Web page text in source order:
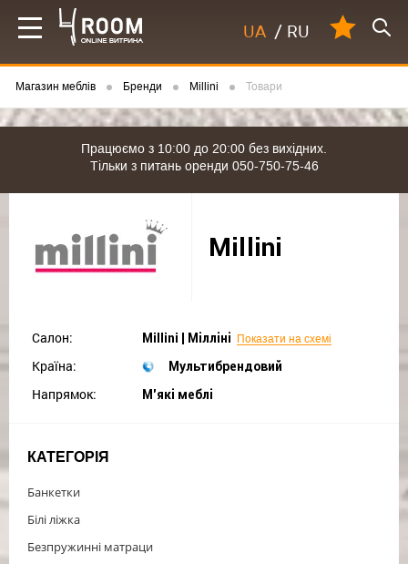
UA / RU
Магазин меблів Бренди Millini Товари
Працюємо з 10:00 до 20:00 без вихідних.
Тільки з питань оренди 050-750-75-46
Millini
Салон: Millini | Мілліні Показати на схемі
Країна: Мультибрендовий
Напрямок: М'які меблі
КАТЕГОРІЯ
Банкетки
Білі ліжка
Безпружинні матраци